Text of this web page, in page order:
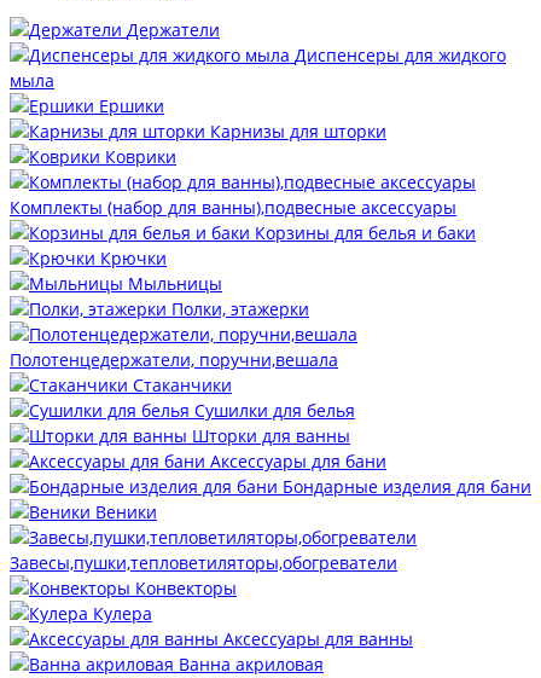
Держатели
Диспенсеры для жидкого
мыла
Ершики
Карнизы для шторки
Коврики
Комплекты (набор для ванны),подвесные аксессуары
Корзины для белья и баки
Крючки
Мыльницы
Полки, этажерки
Полотенцедержатели, поручни,вешала
Стаканчики
Сушилки для белья
Шторки для ванны
Аксессуары для бани
Бондарные изделия для бани
Веники
Завесы,пушки,тепловетиляторы,обогреватели
Конвекторы
Кулера
Аксессуары для ванны
Ванна акриловая